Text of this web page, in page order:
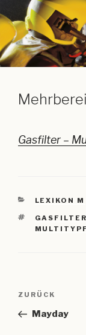
Gasfilter –
LEXIKON M
GASFILTER
Vorheriger
Beitrag
ZURÜCK
Mayday